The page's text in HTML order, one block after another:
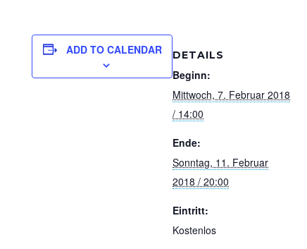
ADD TO CALENDAR DETAILS
Beginn:
Mittwoch, 7. Februar 2018
/ 14:00
Ende:
Sonntag, 11. Februar
2018 / 20:00
Eintritt:
Kostenlos